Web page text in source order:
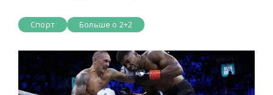
Спорт Больше о 2+2